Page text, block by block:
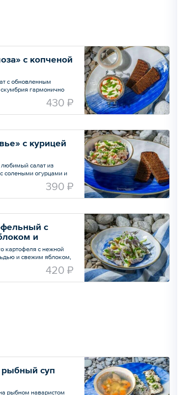
с копченой
с обновленным
гармонично
морковью,
желтком. Все слои
майонезом, а к
хлеба.
430 ₽
с курицей
салат из
солеными огурцами и
с добавлением
филе и домашнего
с ломтиками
390 ₽
с
и
картофеля с нежной
и свежим яблоком,
соусом с420 ₽
суп
рыбном наваристом